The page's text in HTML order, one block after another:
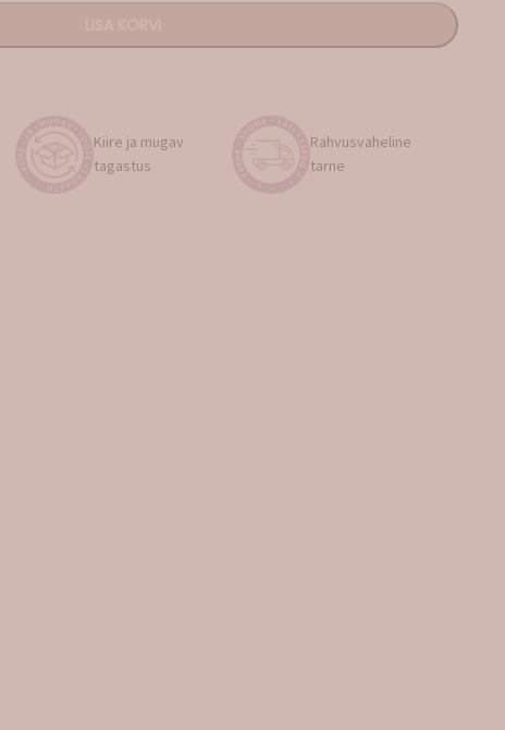
Kiire ja mugav
tagastus
Rahvusvaheline
tarne